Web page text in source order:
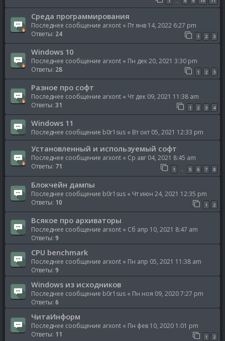
Среда программирования
Последнее сообщение arxont « Пт янв 14, 2022 6:27 pm
Ответы: 24 1 2 3
Windows 10
Последнее сообщение arxont « Пн дек 20, 2021 3:30 pm
Ответы: 28 1 2 3
Разное про софт
Последнее сообщение arxont « Чт дек 09, 2021 11:38 am
Ответы: 31 1 2 3 4
Windows 11
Последнее сообщение b0r1sus « Вт окт 05, 2021 12:33 pm
Установленный и используемый софт
Последнее сообщение arxont « Ср авг 04, 2021 8:45 am
Ответы: 71 1 … 5 6 7 8
Блокчейн дампы
Последнее сообщение b0r1sus « Чт июн 24, 2021 12:35 pm
Ответы: 10 1 2
Всякое про архиваторы
Последнее сообщение arxont « Сб апр 10, 2021 8:47 am
Ответы: 9
CPU benchmark
Последнее сообщение arxont « Пн апр 05, 2021 11:38 am
Ответы: 9
Windows из исходников
Последнее сообщение b0r1sus « Пн ноя 09, 2020 7:27 pm
Ответы: 6
ЧитаИнформ
Последнее сообщение arxont « Пн фев 10, 2020 1:01 pm
Ответы: 11 1 2